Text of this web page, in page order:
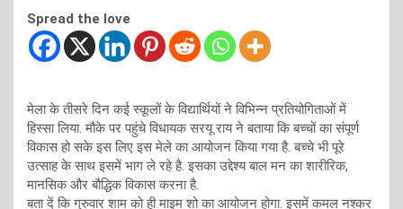
Spread the love
मेला के तीसरे दिन कई स्कूलों के विद्यार्थियों ने विभिन्न प्रतियोगिताओं में
हिस्सा लिया. मौके पर पहुंचे विधायक सरयू राय ने बताया कि बच्चों का संपूर्ण
विकास हो सके इस लिए इस मेले का आयोजन किया गया है. बच्चे भी पूरे
उत्साह के साथ इसमें भाग ले रहे है. इसका उद्देश्य बाल मन का शारीरिक,
मानसिक और बौद्धिक विकास करना है.
बता दें कि गुरुवार शाम को ही माइम शो का आयोजन होगा. इसमें कमल नश्कर